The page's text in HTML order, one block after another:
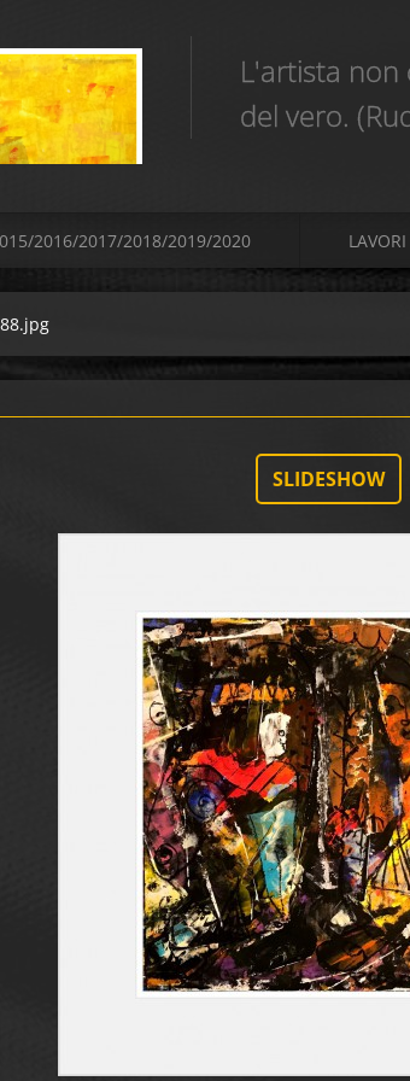
L'artista non
del vero.
2016/2017/2018/2019/2020
SLIDESHOW